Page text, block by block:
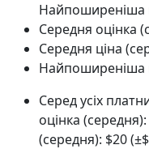
Найпоширеніша
Середня оцінка
Середня ціна
Найпоширеніша
Серед усіх
оцінка
(середня): $20